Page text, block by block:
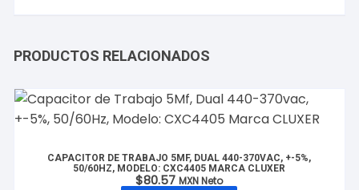
PRODUCTOS RELACIONADOS
CAPACITOR DE TRABAJO 5MF, DUAL 440-370VAC, +-5%,
50/60HZ, MODELO: CXC4405 MARCA CLUXER
$80.57 MXN Neto